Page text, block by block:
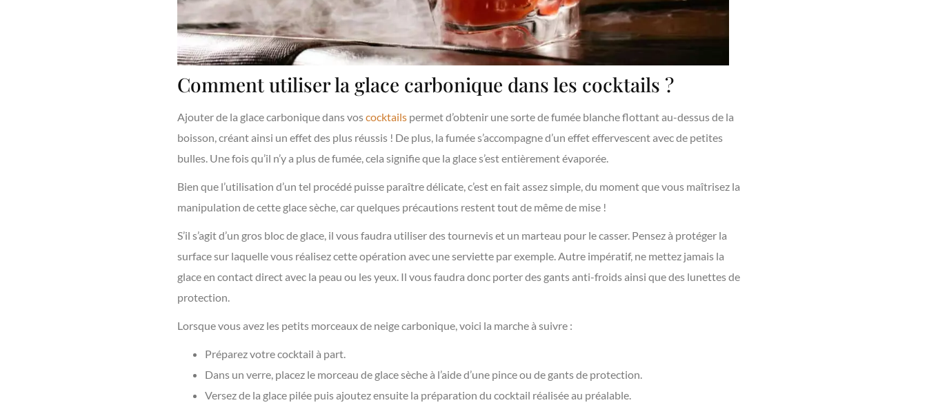
Comment utiliser la glace carbonique dans les cocktails ?
Ajouter de la glace carbonique dans voscocktails permet d’obtenir une sorte de fumée blanche flottant au-dessus de la
boisson, créant ainsi un effet des plus réussis ! De plus, la fumée s’accompagne d’un effet effervescent avec de petites
bulles. Une fois qu’il n’y a plus de fumée, cela signifie que la glace s’est entièrement évaporée.
Bien que l’utilisation d’un tel procédé puisse paraître délicate, c’est en fait assez simple, du moment que vous maîtrisez la
manipulation de cette glace sèche, car quelques précautions restent tout de même de mise !
S’il s’agit d’un gros bloc de glace, il vous faudra utiliser des tournevis et un marteau pour le casser. Pensez à protéger la
surface sur laquelle vous réalisez cette opération avec une serviette par exemple. Autre impératif, ne mettez jamais la
glace en contact direct avec la peau ou les yeux. Il vous faudra donc porter des gants anti-froids ainsi que des lunettes de
protection.
Lorsque vous avez les petits morceaux de neige carbonique, voici la marche à suivre :
Préparez votre cocktail à part.
Dans un verre, placez le morceau de glace sèche à l’aide d’une pince ou de gants de protection.
Versez de la glace pilée puis ajoutez ensuite la préparation du cocktail réalisée au préalable.